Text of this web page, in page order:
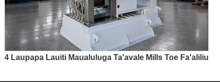
4 Laupapa Lauiti Maualuluga Ta'avale Mills Toe Fa'aliliu